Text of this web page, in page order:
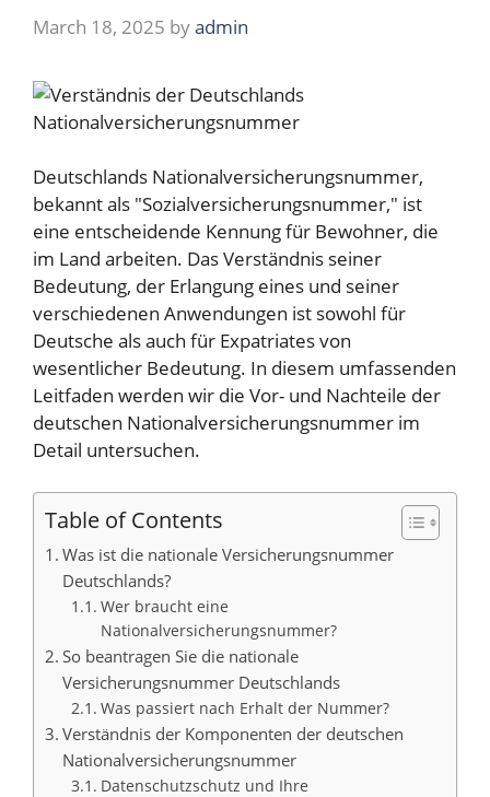
March 18, 2025 byadmin
Deutschlands Nationalversicherungsnummer,
bekannt als "Sozialversicherungsnummer," ist
eine entscheidende Kennung für Bewohner, die
im Land arbeiten. Das Verständnis seiner
Bedeutung, der Erlangung eines und seiner
verschiedenen Anwendungen ist sowohl für
Deutsche als auch für Expatriates von
wesentlicher Bedeutung. In diesem umfassenden
Leitfaden werden wir die Vor- und Nachteile der
deutschen Nationalversicherungsnummer im
Detail untersuchen.
Table of Contents
Was ist die nationale Versicherungsnummer
Deutschlands?
Wer braucht eine
Nationalversicherungsnummer?
So beantragen Sie die nationale
Versicherungsnummer Deutschlands
Was passiert nach Erhalt der Nummer?
Verständnis der Komponenten der deutschen
Nationalversicherungsnummer
Datenschutzschutz und Ihre